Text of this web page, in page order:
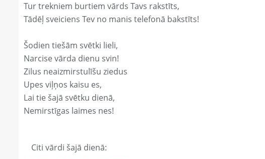
Tur trekniem burtiem vārds Tavs rakstīts,
Tādēļ sveiciens Tev no manis telefonā bakstīts!
Šodien tiešām svētki lieli,
Narcise vārda dienu svin!
Zilus neaizmirstulīšu ziedus
Upes viļņos kaisu es,
Lai tie šajā svētku dienā,
Nemirstīgas laimes nes!
Citi vārdi šajā dienā: